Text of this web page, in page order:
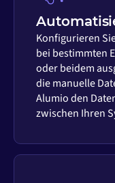
Konfigurieren
bei bestimmten
oder beidem
die manuelle
Alumio den
zwischen Ihren